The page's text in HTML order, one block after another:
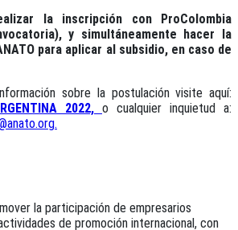
la inscripción con ProColombia
y simultáneamente hacer la
para aplicar al subsidio, en caso de
sobre la postulación visite aquí:
2022, o cualquier inquietud a:
.
la participación de empresarios
de promoción internacional, con